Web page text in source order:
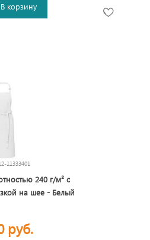
В корзину
11333401
240 г/м² с
на шее - Белый
руб.